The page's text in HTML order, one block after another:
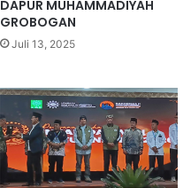
DAPUR MUHAMMADIYAH
GROBOGAN
Juli 13, 2025